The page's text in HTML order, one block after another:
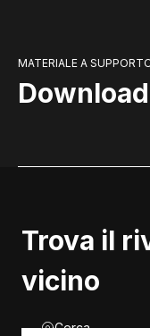
MATERIALE A
Download
Trova il
vicino
Cerca